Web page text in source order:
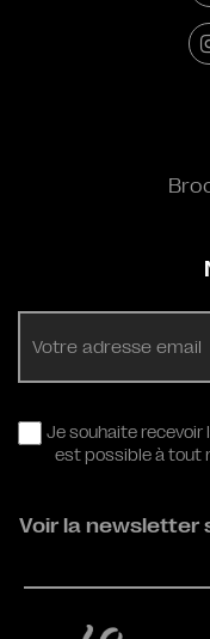
Je souhaite recevoir
est possible à tout
Voir la newsletter